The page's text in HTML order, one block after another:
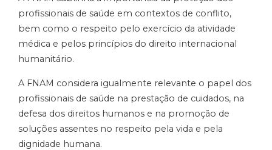
profissionais de saúde em contextos de conflito,
bem como o respeito pelo exercício da atividade
médica e pelos princípios do direito internacional
humanitário.
A FNAM considera igualmente relevante o papel dos
profissionais de saúde na prestação de cuidados, na
defesa dos direitos humanos e na promoção de
soluções assentes no respeito pela vida e pela
dignidade humana.